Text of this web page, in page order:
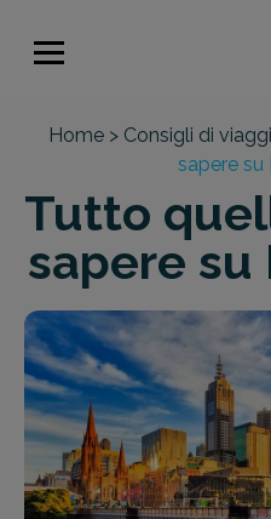
Home > Consigli di
sapere su
Tutto
sapere